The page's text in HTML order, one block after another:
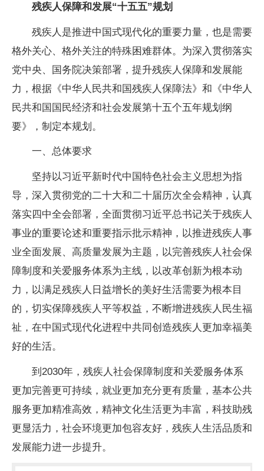
残疾人保障和发展“十五五”规划
残疾人是推进中国式现代化的重要力量，也是需要
格外关心、格外关注的特殊困难群体。为深入贯彻落实
党中央、国务院决策部署，提升残疾人保障和发展能
力，根据《中华人民共和国残疾人保障法》和《中华人
民共和国国民经济和社会发展第十五个五年规划纲
要》，制定本规划。
一、总体要求
坚持以习近平新时代中国特色社会主义思想为指
导，深入贯彻党的二十大和二十届历次全会精神，认真
落实四中全会部署，全面贯彻习近平总书记关于残疾人
事业的重要论述和重要指示批示精神，以推进残疾人事
业全面发展、高质量发展为主题，以完善残疾人社会保
障制度和关爱服务体系为主线，以改革创新为根本动
力，以满足残疾人日益增长的美好生活需要为根本目
的，切实保障残疾人平等权益，不断增进残疾人民生福
祉，在中国式现代化进程中共同创造残疾人更加幸福美
好的生活。
到2030年，残疾人社会保障制度和关爱服务体系
更加完善更可持续，就业更加充分更有质量，基本公共
服务更加精准高效，精神文化生活更为丰富，科技助残
更显活力，社会环境更加包容友好，残疾人生活品质和
发展能力进一步提升。